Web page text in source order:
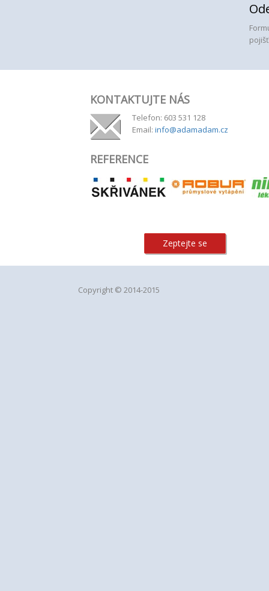
KONTAKTUJTE NÁS
Telefon: 603 531 128
Email: info@adamadam.cz
REFERENCE
Zeptejte se
Copyright © 2014-2015